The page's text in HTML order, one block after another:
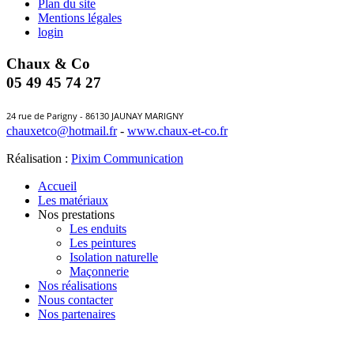
Plan du site
Mentions légales
login
Chaux & Co
05 49 45 74 27
24 rue de Parigny - 86130 JAUNAY MARIGNY
chauxetco@hotmail.fr- www.chaux-et-co.fr
Réalisation : Pixim Communication
Accueil
Les matériaux
Nos prestations
Les enduits
Les peintures
Isolation naturelle
Maçonnerie
Nos réalisations
Nous contacter
Nos partenaires